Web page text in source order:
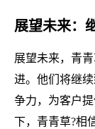
展望未来：
展望未来，青
进。他们将继
争力，为客户
下，青青草?相